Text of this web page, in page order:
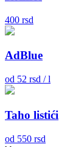
400 rsd
AdBlue
od 52 rsd / l
Taho listići
od 550 rsd